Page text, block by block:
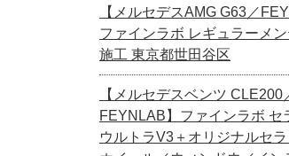
【メルセデスAMG G63／
ファインラボ レギュラーメ
施工 東京都世田谷区
【メルセデスベンツ CLE200
FEYNLAB】ファインラボ セ
ウルトラV3＋オリジナルセ